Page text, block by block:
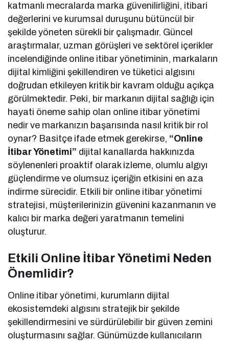
katmanlı mecralarda marka güvenilirliğini, itibari
değerlerini ve kurumsal duruşunu bütüncül bir
şekilde yöneten sürekli bir çalışmadır. Güncel
araştırmalar, uzman görüşleri ve sektörel içerikler
incelendiğinde online itibar yönetiminin, markaların
dijital kimliğini şekillendiren ve tüketici algısını
doğrudan etkileyen kritik bir kavram olduğu açıkça
görülmektedir. Peki, bir markanın dijital sağlığı için
hayati öneme sahip olan online itibar yönetimi
nedir ve markanızın başarısında nasıl kritik bir rol
oynar? Basitçe ifade etmek gerekirse, “Online
İtibar Yönetimi” dijital kanallarda hakkınızda
söylenenleri proaktif olarak izleme, olumlu algıyı
güçlendirme ve olumsuz içeriğin etkisini en aza
indirme sürecidir. Etkili bir online itibar yönetimi
stratejisi, müşterilerinizin güvenini kazanmanın ve
kalıcı bir marka değeri yaratmanın temelini
oluşturur.
Etkili Online İtibar Yönetimi Neden
Önemlidir?
Online itibar yönetimi, kurumların dijital
ekosistemdeki algısını stratejik bir şekilde
şekillendirmesini ve sürdürülebilir bir güven zemini
oluşturmasını sağlar. Günümüzde kullanıcıların